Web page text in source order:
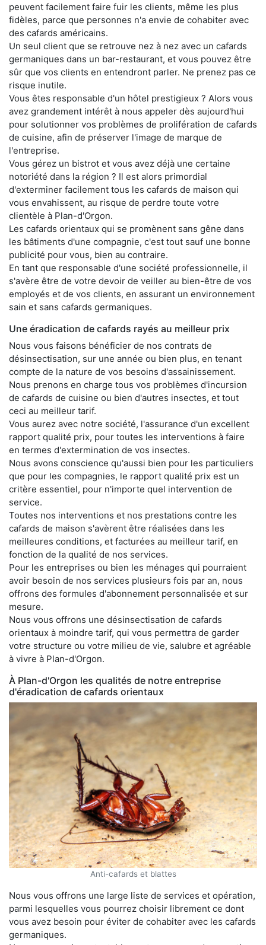
peuvent facilement faire fuir les clients, même les plus
fidèles, parce que personnes n'a envie de cohabiter avec
des cafards américains.
Un seul client que se retrouve nez à nez avec un cafards
germaniques dans un bar-restaurant, et vous pouvez être
sûr que vos clients en entendront parler. Ne prenez pas ce
risque inutile.
Vous êtes responsable d'un hôtel prestigieux ? Alors vous
avez grandement intérêt à nous appeler dès aujourd'hui
pour solutionner vos problèmes de prolifération de cafards
de cuisine, afin de préserver l'image de marque de
l'entreprise.
Vous gérez un bistrot et vous avez déjà une certaine
notoriété dans la région ? Il est alors primordial
d'exterminer facilement tous les cafards de maison qui
vous envahissent, au risque de perdre toute votre
clientèle à Plan-d'Orgon.
Les cafards orientaux qui se promènent sans gêne dans
les bâtiments d'une compagnie, c'est tout sauf une bonne
publicité pour vous, bien au contraire.
En tant que responsable d'une société professionnelle, il
s'avère être de votre devoir de veiller au bien-être de vos
employés et de vos clients, en assurant un environnement
sain et sans cafards germaniques.
Une éradication de cafards rayés au meilleur prix
Nous vous faisons bénéficier de nos contrats de
désinsectisation, sur une année ou bien plus, en tenant
compte de la nature de vos besoins d'assainissement.
Nous prenons en charge tous vos problèmes d'incursion
de cafards de cuisine ou bien d'autres insectes, et tout
ceci au meilleur tarif.
Vous aurez avec notre société, l'assurance d'un excellent
rapport qualité prix, pour toutes les interventions à faire
en termes d'extermination de vos insectes.
Nous avons conscience qu'aussi bien pour les particuliers
que pour les compagnies, le rapport qualité prix est un
critère essentiel, pour n'importe quel intervention de
service.
Toutes nos interventions et nos prestations contre les
cafards de maison s'avèrent être réalisées dans les
meilleures conditions, et facturées au meilleur tarif, en
fonction de la qualité de nos services.
Pour les entreprises ou bien les ménages qui pourraient
avoir besoin de nos services plusieurs fois par an, nous
offrons des formules d'abonnement personnalisée et sur
mesure.
Nous vous offrons une désinsectisation de cafards
orientaux à moindre tarif, qui vous permettra de garder
votre structure ou votre milieu de vie, salubre et agréable
à vivre à Plan-d'Orgon.
À Plan-d'Orgon les qualités de notre entreprise
d'éradication de cafards orientaux
Anti-cafards et blattes
Nous vous offrons une large liste de services et opération,
parmi lesquelles vous pourrez choisir librement ce dont
vous avez besoin pour éviter de cohabiter avec les cafards
germaniques.